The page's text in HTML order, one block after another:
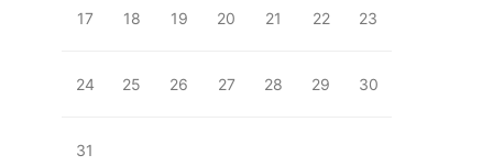
17 18 19 20 21 22 23
24 25 26 27 28 29 30
31